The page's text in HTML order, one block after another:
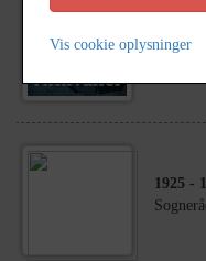
1925 -
Vis cookie oplysninger